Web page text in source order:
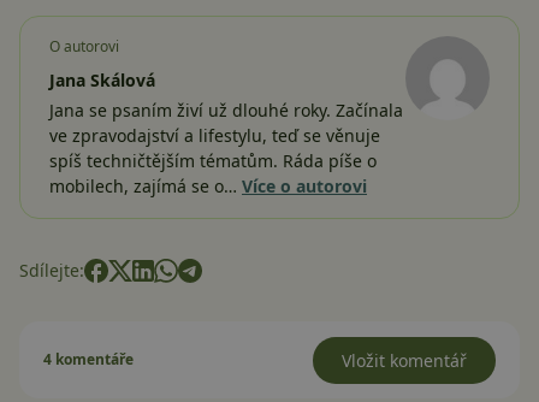
O autorovi
Jana Skálová
Jana se psaním živí už dlouhé roky. Začínala
ve zpravodajství a lifestylu, teď se věnuje
spíš techničtějším tématům. Ráda píše o
mobilech, zajímá se o… Více o autorovi
Sdílejte:
4 komentáře Vložit komentář